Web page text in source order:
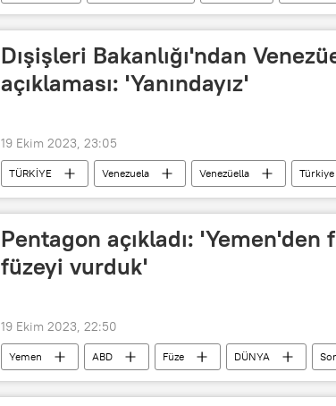
Dışişleri Bakanlığı'ndan
açıklaması: 'Yanındayız'
19 Ekim 2023, 23:05
TÜRKİYE Venezuela Venezüella Türkiye
Pentagon açıkladı: 'Yemen'den
füzeyi vurduk'
19 Ekim 2023, 22:50
Yemen ABD Füze DÜNYA